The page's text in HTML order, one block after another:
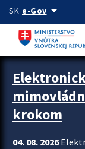
Preskocit na hlavný
SK e-Govarrow_drop_down
Zastavit automatický
krokom
04. 08. 2026